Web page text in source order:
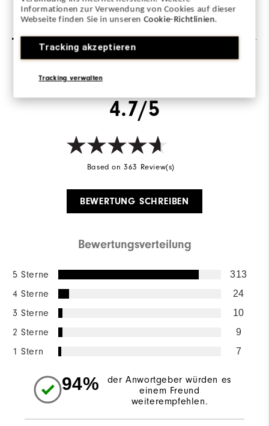
Informationen zur Verwendung von Cookies auf dieser
Webseite finden Sie in unserenCookie-Richtlinien.
Tracking akzeptieren
Tracking verwalten
Bewertungen (363) Q&A
Overall Rating
4.7/5
Based on 363 Review(s)
BEWERTUNG SCHREIBEN
Bewertungsverteilung
5 Sterne 313
4 Sterne 24
3 Sterne 10
2 Sterne 9
1 Stern 7
94%
der Anwortgeber würden es
einem Freund
weiterempfehlen.